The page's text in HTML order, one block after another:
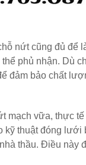
nứt cũng đủ để
phủ nhận. Dù
đảm bảo chất
mạch vữa, thực
kỹ thuật đóng
thầu. Điều này